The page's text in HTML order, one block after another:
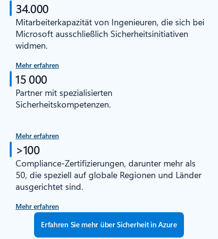
34.000
Mitarbeiterkapazität von Ingenieuren, die sich bei
Microsoft ausschließlich Sicherheitsinitiativen
widmen.
Mehr erfahren
15 000
Partner mit spezialisierten
Sicherheitskompetenzen.
Mehr erfahren
>100
Compliance-Zertifizierungen, darunter mehr als
50, die speziell auf globale Regionen und Länder
ausgerichtet sind.
Mehr erfahren
Erfahren Sie mehr über Sicherheit in Azure